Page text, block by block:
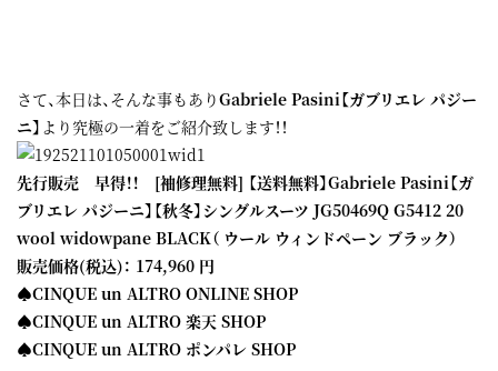
さて、本日は、そんな事もありGabriele Pasini【ガブリエレ パジー
ニ】 より究極の一着をご紹介致します！！
先行販売 早得！！ [袖修理無料] 【送料無料】Gabriele Pasini【ガ
ブリエレ パジーニ】【秋冬】シングルスーツ JG50469Q G5412 20
wool widowpane BLACK（ ウール ウィンドペーン ブラック）
販売価格(税込)： 174,960 円
♠CINQUE un ALTRO ONLINE SHOP
♠CINQUE un ALTRO 楽天 SHOP
♠CINQUE un ALTRO ポンパレ SHOP